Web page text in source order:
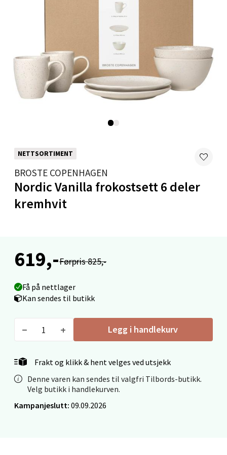
NETTSORTIMENT
BROSTE COPENHAGEN
Nordic Vanilla frokostsett 6 deler
kremhvit
619,-Førpris 825,-
Få på nettlager
Kan sendes til butikk
Legg i handlekurv
Frakt og klikk & hent velges ved utsjekk
Denne varen kan sendes til valgfri Tilbords-butikk.
Velg butikk i handlekurven.
Kampanjeslutt: 09.09.2026
Moafjæra 14, 7606 Levanger
0 i butikk
Velg
Fridtjof Nansensgate 22, 8622 Mo i Rana
0 i butikk
Ålesund - Thon Senter Moa
Langelandsvegen 25, 6010 Ålesund
Åpent i dag 10-20